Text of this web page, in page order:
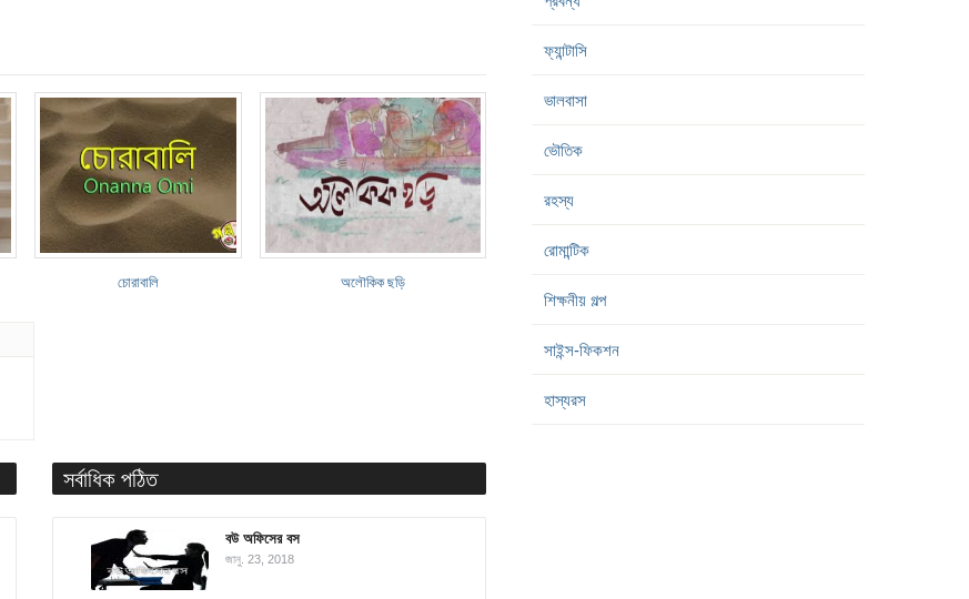
চোরাবালি অলৌকিক ছড়ি
সর্বাধিক পঠিত
বউ অফিসের বস
জানু. 23, 2018
ফ্যান্টাসি
ভালবাসা
ভৌতিক
রহস্য
রোমান্টিক
শিক্ষনীয় গল্প
সাইন্স-ফিকশন
হাস্যরস